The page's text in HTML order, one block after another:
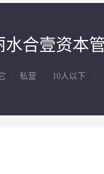
水合壹资本
私营 10人以下